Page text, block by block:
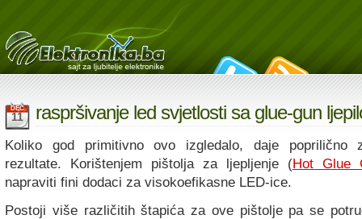
DEC
11 raspršivanje led svjetlosti sa glue-gun
Koliko god primitivno ovo izgledalo, daje poprilično
rezultate. Korištenjem pištolja za ljepljenje (Hot Glue
napraviti fini dodaci za visokoefikasne LED-ice.
Postoji više različitih štapića za ove pištolje pa se